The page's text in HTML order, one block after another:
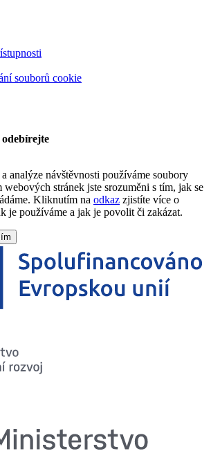
souborů cookie
odebírejte
analýze návštěvnosti používáme soubory
webových stránek jste srozuměni s tím, jak se
Kliknutím na odkaz zjistíte více o
je používáme a jak je povolit či zakázat.